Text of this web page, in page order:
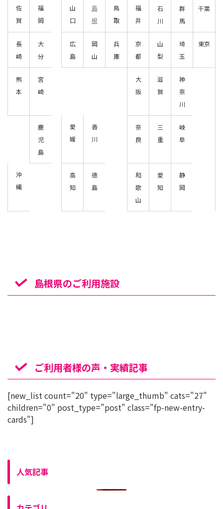
佐
賀
福
岡
山
口
島
根
鳥
取
福
井
石
川
群
馬
千葉
長
崎
大
分
広
島
岡
山
兵
庫
京
都
山
梨
埼
玉
東京
熊
本
宮
崎
大
阪
滋
賀
神
奈
川
鹿
児
島
愛
媛
香
川
奈
良
三
重
岐
阜
沖
縄
高
知
徳
島
和
歌
山
愛
知
静
岡
島根県のご利用施設
ご利用者様の声・実績記事
[new_list count="20" type="large_thumb" cats="27"
children="0" post_type="post" class="fp-new-entry-
cards"]
人気記事